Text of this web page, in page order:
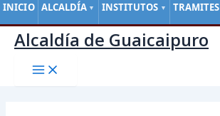
INICIO ALCALDÍA ▼ INSTITUTOS ▼ TRAMITES
Alcaldía de Guaicaipuro